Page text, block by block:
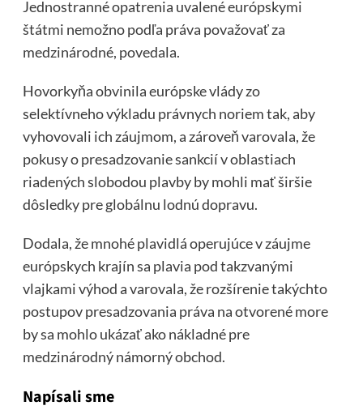
Jednostranné opatrenia uvalené európskymi
štátmi nemožno podľa práva považovať za
medzinárodné, povedala.
Hovorkyňa obvinila európske vlády zo
selektívneho výkladu právnych noriem tak, aby
vyhovovali ich záujmom, a zároveň varovala, že
pokusy o presadzovanie sankcií v oblastiach
riadených slobodou plavby by mohli mať širšie
dôsledky pre globálnu lodnú dopravu.
Dodala, že mnohé plavidlá operujúce v záujme
európskych krajín sa plavia pod takzvanými
vlajkami výhod a varovala, že rozšírenie takýchto
postupov presadzovania práva na otvorené more
by sa mohlo ukázať ako nákladné pre
medzinárodný námorný obchod.
Napísali sme